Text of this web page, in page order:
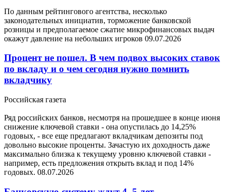
По данным рейтингового агентства, несколько
законодательных инициатив, торможение банковской
розницы и предполагаемое сжатие микрофинансовых выдач
окажут давление на небольших игроков 09.07.2026
Процент не пошел. В чем подвох высоких ставок
по вкладу и о чем сегодня нужно помнить
вкладчику
Российская газета
Ряд российских банков, несмотря на прошедшее в конце июня
снижение ключевой ставки - она опустилась до 14,25%
годовых, - все еще предлагают вкладчикам депозиты под
довольно высокие проценты. Зачастую их доходность даже
максимально близка к текущему уровню ключевой ставки -
например, есть предложения открыть вклад и под 14%
годовых. 08.07.2026